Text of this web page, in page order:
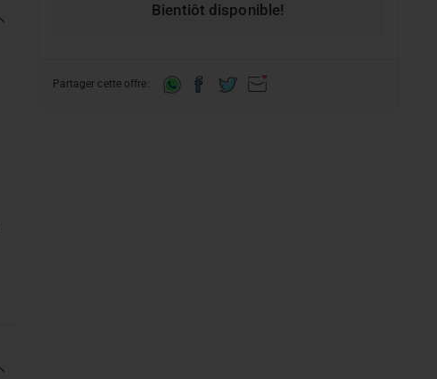
Bientiôt disponible!
Partager cette offre: